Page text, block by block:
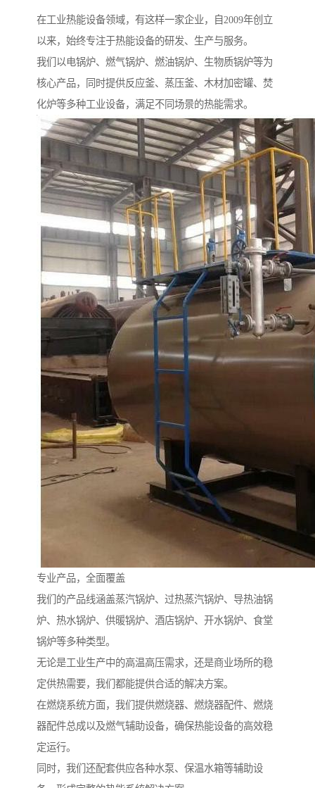
在工业热能设备领域，有这样一家企业，自2009年创立
以来，始终专注于热能设备的研发、生产与服务。
我们以电锅炉、燃气锅炉、燃油锅炉、生物质锅炉等为
核心产品，同时提供反应釜、蒸压釜、木材加密罐、焚
化炉等多种工业设备，满足不同场景的热能需求。
专业产品，全面覆盖
我们的产品线涵盖蒸汽锅炉、过热蒸汽锅炉、导热油锅
炉、热水锅炉、供暖锅炉、酒店锅炉、开水锅炉、食堂
锅炉等多种类型。
无论是工业生产中的高温高压需求，还是商业场所的稳
定供热需要，我们都能提供合适的解决方案。
在燃烧系统方面，我们提供燃烧器、燃烧器配件、燃烧
器配件总成以及燃气辅助设备，确保热能设备的高效稳
定运行。
同时，我们还配套供应各种水泵、保温水箱等辅助设